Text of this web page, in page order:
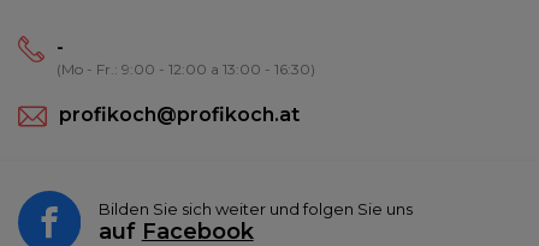
-
(Mo - Fr.: 9:00 - 12:00 a 13:00 - 16:30)
profikoch@profikoch.at
Bilden Sie sich weiter und folgen Sie uns
auf Facebook